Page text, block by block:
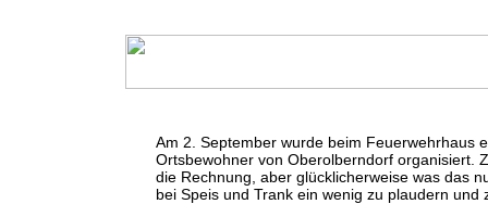
Am 2. September wurde beim Feuerwehrhaus
Ortsbewohner von Oberolberndorf organisiert.
die Rechnung, aber glücklicherweise was das
bei Speis und Trank ein wenig zu plaudern und